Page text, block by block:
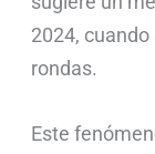
2024,
rondas.
Este